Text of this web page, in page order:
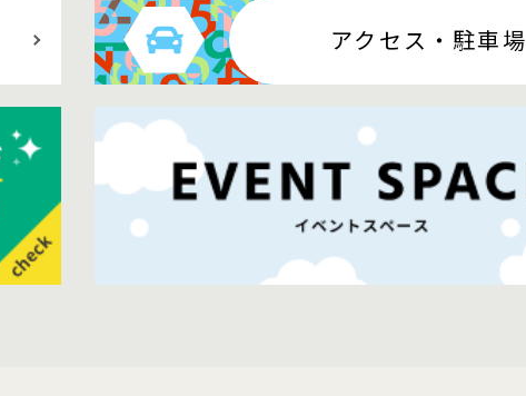
アクセス ・駐車場